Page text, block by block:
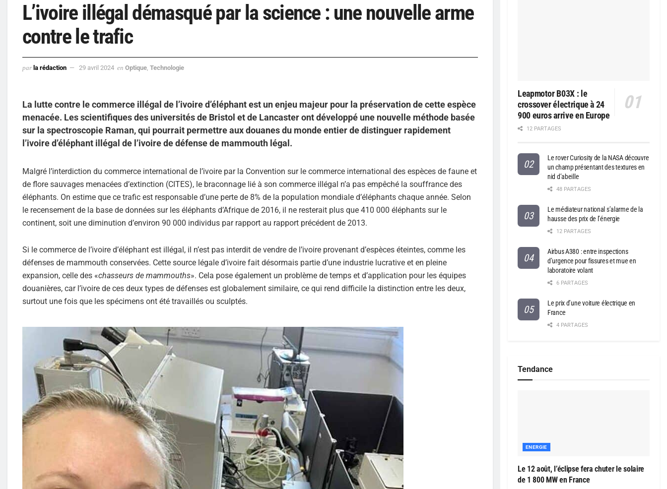
L’ivoire illégal démasqué par la science : une nouvelle arme
contre le trafic
par la rédaction 29 avril 2024 en Optique Technologie
La lutte contre le commerce illégal de l’ivoire d’éléphant est un enjeu majeur pour la préservation de cette espèce
menacée. Les scientifiques des universités de Bristol et de Lancaster ont développé une nouvelle méthode basée
sur la spectroscopie Raman, qui pourrait permettre aux douanes du monde entier de distinguer rapidement
l’ivoire d’éléphant illégal de l’ivoire de défense de mammouth légal.
Malgré l’interdiction du commerce international de l’ivoire par la Convention sur le commerce international des espèces de faune et
de flore sauvages menacées d’extinction (CITES), le braconnage lié à son commerce illégal n’a pas empêché la souffrance des
éléphants. On estime que ce trafic est responsable d’une perte de 8% de la population mondiale d’éléphants chaque année. Selon
le recensement de la base de données sur les éléphants d’Afrique de 2016, il ne resterait plus que 410 000 éléphants sur le
continent, soit une diminution d’environ 90 000 individus par rapport au rapport précédent de 2013.
Si le commerce de l’ivoire d’éléphant est illégal, il n’est pas interdit de vendre de l’ivoire provenant d’espèces éteintes, comme les
défenses de mammouth conservées. Cette source légale d’ivoire fait désormais partie d’une industrie lucrative et en pleine
expansion, celle des «chasseurs de mammouths». Cela pose également un problème de temps et d’application pour les équipes
douanières, car l’ivoire de ces deux types de défenses est globalement similaire, ce qui rend difficile la distinction entre les deux,
surtout une fois que les spécimens ont été travaillés ou sculptés.
Leapmotor B03X : le
crossover électrique à 24
900 euros arrive en Europe
12 PARTAGES
Le rover Curiosity de la NASA découvre
un champ présentant des textures en
nid d’abeille
48 PARTAGES
Le médiateur national s’alarme de la
hausse des prix de l’énergie
12 PARTAGES
Airbus A380 : entre inspections
d’urgence pour fissures et mue en
laboratoire volant
6 PARTAGES
Le prix d’une voiture électrique en
France
4 PARTAGES
Tendance
ENERGIE
Le 12 août, l’éclipse fera chuter le solaire
de 1 800 MW en France